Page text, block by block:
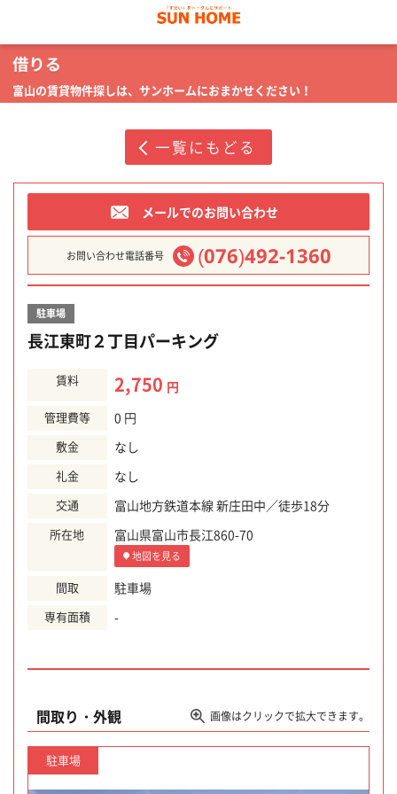
富山の賃貸物件探しは、サンホームにおまかせください！
一覧にもどる
駐車場
長江東町２丁目パーキング
賃料 2,750 円
管理費等 0 円
敷金 なし
礼金 なし
交通 富山地方鉄道本線 新庄田中／徒歩18分
所在地 富山県富山市長江860-70
地図を見る
間取 駐車場
専有面積 -
メールでのお問い合わせ
お問い合わせ電話番号 (076)492-1360
間取り・外観 画像はクリックで拡大できます。
駐車場